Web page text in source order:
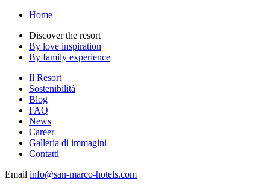
Home
Discover the resort
By love inspiration
By family experience
Il Resort
Sostenibilità
Blog
FAQ
News
Career
Galleria di immagini
Contatti
Email info@san-marco-hotels.com